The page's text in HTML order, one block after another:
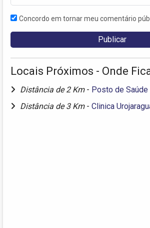
Concordo em tornar meu comentário
Locais Próximos - Onde
Distância de 2 Km - Posto de Saúde
Distância de 3 Km - Clinica